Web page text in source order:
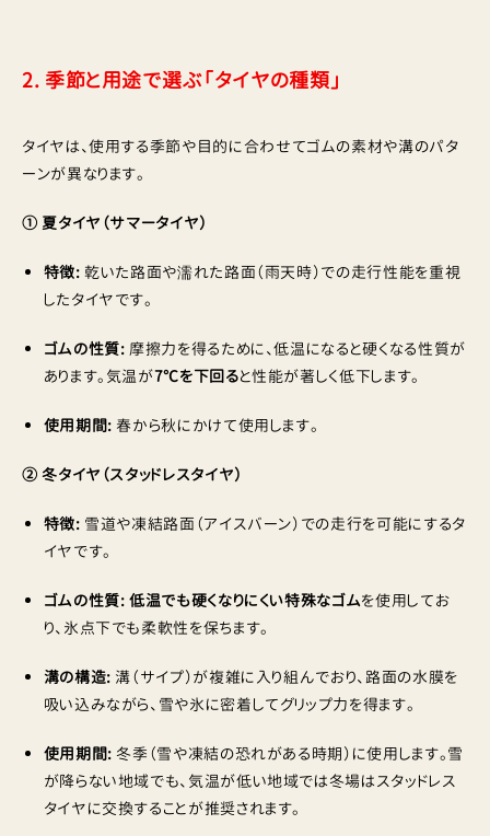
2. 季節と用途で選ぶ「タイヤの種類」
タイヤは、使用する季節や目的に合わせてゴムの素材や溝のパタ
ーンが異なります。
① 夏タイヤ（サマータイヤ）
特徴: 乾いた路面や濡れた路面（雨天時）での走行性能を重視
したタイヤです。
ゴムの性質: 摩擦力を得るために、低温になると硬くなる性質が
あります。気温が7℃を下回ると性能が著しく低下します。
使用期間: 春から秋にかけて使用します。
② 冬タイヤ（スタッドレスタイヤ）
特徴: 雪道や凍結路面（アイスバーン）での走行を可能にするタ
イヤです。
ゴムの性質: 低温でも硬くなりにくい特殊なゴムを使用してお
り、氷点下でも柔軟性を保ちます。
溝の構造: 溝（サイプ）が複雑に入り組んでおり、路面の水膜を
吸い込みながら、雪や氷に密着してグリップ力を得ます。
使用期間: 冬季（雪や凍結の恐れがある時期）に使用します。雪
が降らない地域でも、気温が低い地域では冬場はスタッドレス
タイヤに交換することが推奨されます。